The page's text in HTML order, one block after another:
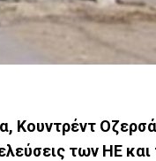
Κουντρέντ
των ΗΕ